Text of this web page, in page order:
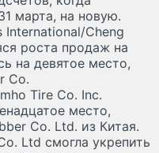
марта, на новую.
International/Cheng
роста продаж на
на девятое место,
Co.
Tire Co. Inc.
место,
Co. Ltd. из Китая.
Ltd смогла укрепить